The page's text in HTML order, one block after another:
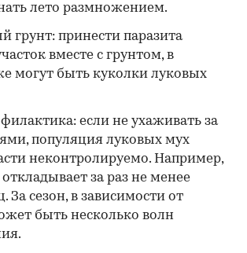
лето размножением.
грунт: принести паразита
вместе с грунтом, в
могут быть куколки луковых
если не ухаживать за
популяция луковых мух
неконтролируемо. Например,
за раз не менее
За сезон, в зависимости от
быть несколько волн